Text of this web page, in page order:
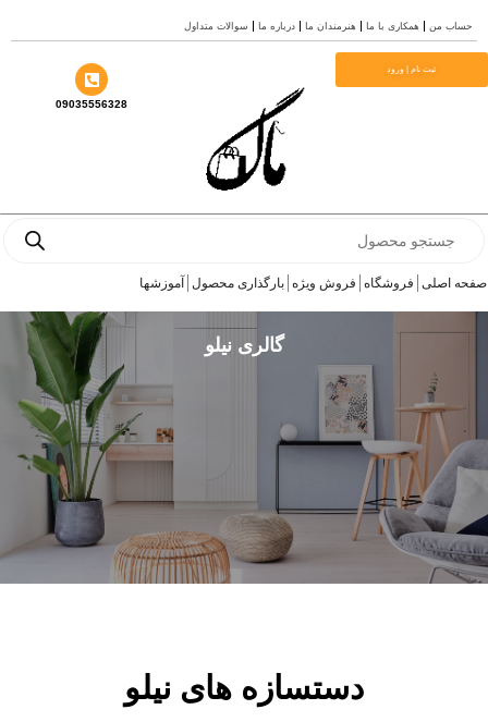
به
حساب من همکاری با ما هنرمندان ما درباره ما سوالات متداول
ثبت نام | ورود
09035556328
search
صفحه اصلی فروشگاه فروش ویژه بارگذاری محصول آموزشها
گالری نیلو
دستسازه های نیلو